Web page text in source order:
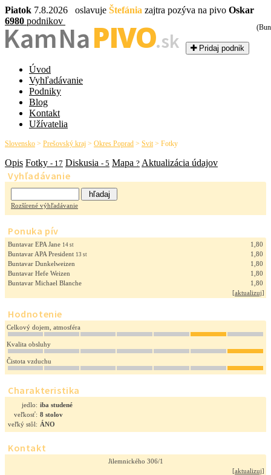
Piatok 7.8.2026 oslavuje Štefánia zajtra pozýva na pivo Oskar
6980 podnikov
Kam NaPIVO.sk Pridaj podnik
Úvod
Vyhľadávanie
Podniky
Blog
Kontakt
Užívatelia
Slovensko > Prešovský kraj > Okres Poprad > Svit> Fotky
Opis Fotky - 17 Diskusia - 5 Mapa ? Aktualizácia údajov
Vyhľadávanie
Rozšírené výhľadávanie
Ponuka pív
Buntavar EPA Jane 14 st
1,80
Buntavar APA President 13 st
1,80
Buntavar Dunkelweizen
1,80
Buntavar Hefe Weizen
1,80
Buntavar Michael Blanche
1,80
[aktualizuj]
Hodnotenie
Celkový dojem, atmosféra
Kvalita obsluhy
Čistota vzduchu
Charakteristika
jedlo: iba studené
veľkosť: 8 stolov
veľký stôl: ÁNO
Kontakt
Jilemnického 306/1
[aktualizuj]